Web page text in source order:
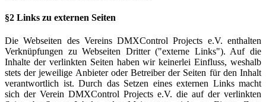
§2 Links zu externen Seiten
Die Webseiten des Vereins DMXControl Projects e.V. enthalten
Verknüpfungen zu Webseiten Dritter ("externe Links"). Auf die
Inhalte der verlinkten Seiten haben wir keinerlei Einfluss, weshalb
stets der jeweilige Anbieter oder Betreiber der Seiten für den Inhalt
verantwortlich ist. Durch das Setzen eines externen Links macht
sich der Verein DMXControl Projects e.V. die auf der verlinkten